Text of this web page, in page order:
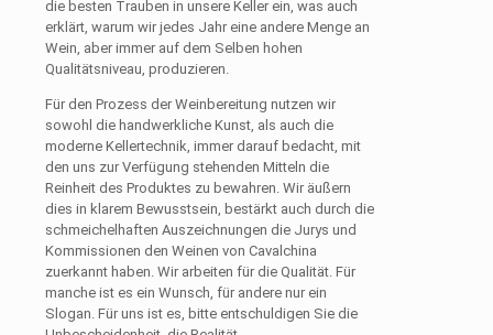
die besten Trauben in unsere Keller ein, was auch
erklärt, warum wir jedes Jahr eine andere Menge an
Wein, aber immer auf dem Selben hohen
Qualitätsniveau, produzieren.
Für den Prozess der Weinbereitung nutzen wir
sowohl die handwerkliche Kunst, als auch die
moderne Kellertechnik, immer darauf bedacht, mit
den uns zur Verfügung stehenden Mitteln die
Reinheit des Produktes zu bewahren. Wir äußern
dies in klarem Bewusstsein, bestärkt auch durch die
schmeichelhaften Auszeichnungen die Jurys und
Kommissionen den Weinen von Cavalchina
zuerkannt haben. Wir arbeiten für die Qualität. Für
manche ist es ein Wunsch, für andere nur ein
Slogan. Für uns ist es, bitte entschuldigen Sie die